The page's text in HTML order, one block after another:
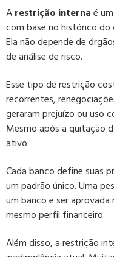
Arestrição internaé
com base no histórico
Ela não depende de
de análise de risco.
Esse tipo de restrição
recorrentes,
geraram prejuízo ou uso
Mesmo após a quitação
ativo.
Cada banco define suas
um padrão único. Uma
um banco e ser
mesmo perfil financeiro.
Além disso, a restrição